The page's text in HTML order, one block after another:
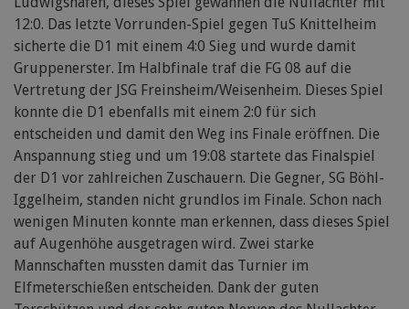
12:0. Das letzte Vorrunden-Spiel gegen TuS Knittelheim
sicherte die D1 mit einem 4:0 Sieg und wurde damit
Gruppenerster. Im Halbfinale traf die FG 08 auf die
Vertretung der JSG Freinsheim/Weisenheim. Dieses Spiel
konnte die D1 ebenfalls mit einem 2:0 für sich
entscheiden und damit den Weg ins Finale eröffnen. Die
Anspannung stieg und um 19:08 startete das Finalspiel
der D1 vor zahlreichen Zuschauern. Die Gegner, SG Böhl-
Iggelheim, standen nicht grundlos im Finale. Schon nach
wenigen Minuten konnte man erkennen, dass dieses Spiel
auf Augenhöhe ausgetragen wird. Zwei starke
Mannschaften mussten damit das Turnier im
Elfmeterschießen entscheiden. Dank der guten